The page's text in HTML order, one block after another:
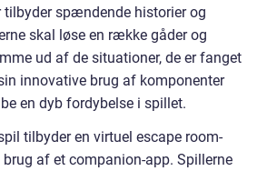
spændende historier og
skal løse en række gåder og
ud af de situationer, de er fanget
innovative brug af komponenter
en dyb fordybelse i spillet.
tilbyder en virtuel escape room-
af et companion-app. Spillerne